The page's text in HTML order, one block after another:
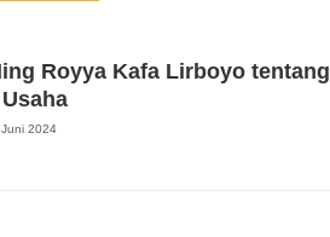
Royya Kafa Lirboyo tentang
2024